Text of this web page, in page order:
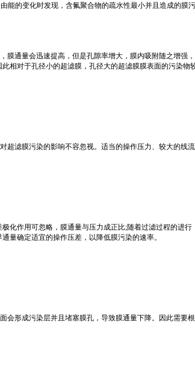
的变化时发现，含氟聚合物的疏水性最小并且造成的
膜通量会迅速提高，但是孔隙率增大，膜内吸附随之增
相对于孔径小的超滤膜，孔径大的超滤膜膜表面的污染物较
滤膜污染的影响不容忽视。适当的操作压力、较大的线
化作用可忽略，膜通量与压力成正比;随着过滤过程的
量确定适宜的操作压差，以降低膜污染的速率。
形成污染层并且堵塞膜孔，导致膜通量下降。因此需要